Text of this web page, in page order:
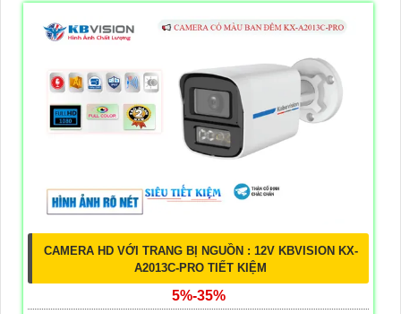
CAMERA HD VỚI TRANG BỊ NGUỒN : 12V KBVISION KX-
A2013C-PRO TIẾT KIỆM
5%-35%